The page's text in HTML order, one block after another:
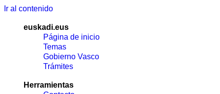
Ir al contenido
euskadi.eus
Página de inicio
Temas
Gobierno Vasco
Trámites
Herramientas